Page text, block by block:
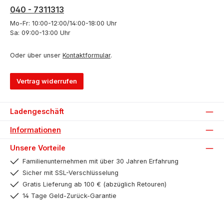
040 - 7311313
Mo-Fr: 10:00-12:00/14:00-18:00 Uhr
Sa: 09:00-13:00 Uhr
Oder über unser Kontaktformular.
Vertrag widerrufen
Ladengeschäft
Informationen
Unsere Vorteile
Familienunternehmen mit über 30 Jahren Erfahrung
Sicher mit SSL-Verschlüsselung
Gratis Lieferung ab 100 € (abzüglich Retouren)
14 Tage Geld-Zurück-Garantie